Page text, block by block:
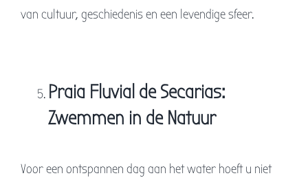
van cultuur, geschiedenis en een levendige sfeer.
Praia Fluvial de Secarias:
Zwemmen in de Natuur
Voor een ontspannen dag aan het water hoeft u niet